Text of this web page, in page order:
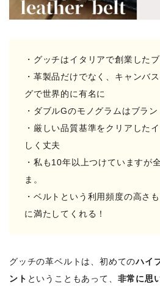
・グッチはイタリアで創業した
・革製品だけでなく、キャンバ
グで世界的に有名に
・ダブルGのモノグラムはブラ
・厳しい品質基準をクリアした
しく丈夫
・私も10年以上つけていますが
ま。
・ベルトという利用頻度の高さ
に満たしてくれる！
グッチの革ベルトは、初めてのハイ
ント ということもあって、 非常に思